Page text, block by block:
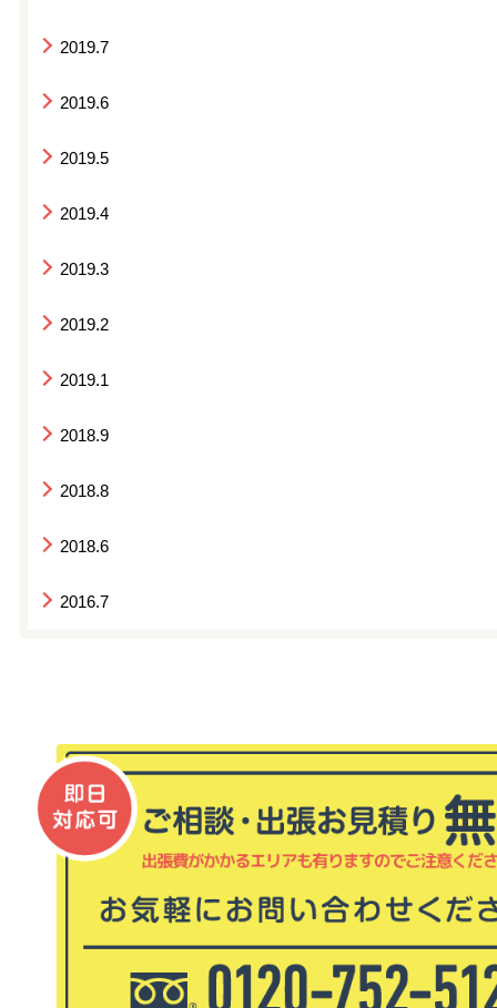
2019.7
2019.6
2019.5
2019.4
2019.3
2019.2
2019.1
2018.9
2018.8
2018.6
2016.7